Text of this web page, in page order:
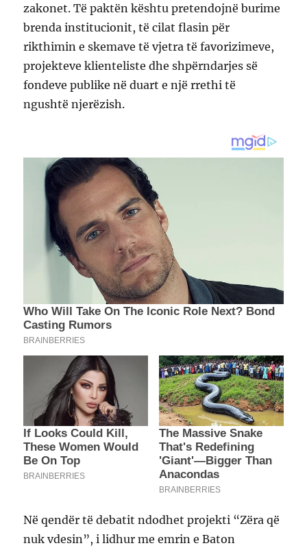
zakonet. Të paktën kështu pretendojnë burime
brenda institucionit, të cilat flasin për
rikthimin e skemave të vjetra të favorizimeve,
projekteve klienteliste dhe shpërndarjes së
fondeve publike në duart e një rrethi të
ngushtë njerëzish.
Në qendër të debatit ndodhet projekti “Zëra që
nuk vdesin”, i lidhur me emrin e Baton